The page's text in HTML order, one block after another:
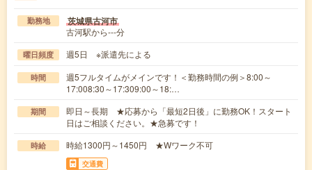
勤務地 茨城県古河市
古河駅から---分
曜日頻度 週5日 ※派遣先による
時間
週5フルタイムがメインです！＜勤務時間の例＞8:00～
17:008:30～17:309:00～18:…
期間
即日～長期 ★応募から「最短2日後」に勤務OK！スタート
日はご相談ください。★急募です！
時給 時給1300円～1450円 ★Wワーク不可
交通費